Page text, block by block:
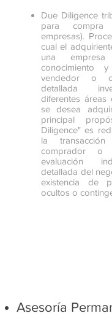
Due Diligence
para
empresas).
cual el
una
conocimiento
vendedor o
detallada
diferentes
se desea
principal
Diligence" es
la
comprador o
evaluación
detallada del
existencia de
ocultos o
Asesoría